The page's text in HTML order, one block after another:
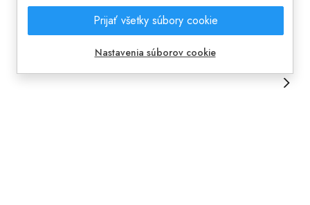
Prijať všetky súbory cookie
Nastavenia súborov cookie